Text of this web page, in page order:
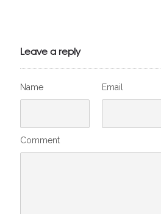
Leave a reply
Name Email
Comment